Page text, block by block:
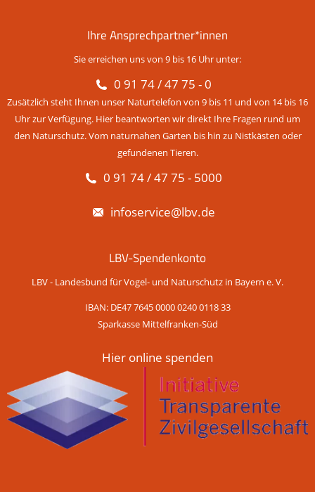
Ihre Ansprechpartner*innen
Sie erreichen uns von 9 bis 16 Uhr unter:
0 91 74 / 47 75 - 0
Zusätzlich steht Ihnen unser Naturtelefon von 9 bis 11 und von 14 bis 16
Uhr zur Verfügung. Hier beantworten wir direkt Ihre Fragen rund um
den Naturschutz. Vom naturnahen Garten bis hin zu Nistkästen oder
gefundenen Tieren.
0 91 74 / 47 75 - 5000
infoservice@lbv.de
LBV-Spendenkonto
LBV - Landesbund für Vogel- und Naturschutz in Bayern e. V.
IBAN: DE47 7645 0000 0240 0118 33
Sparkasse Mittelfranken-Süd
Hier online spenden